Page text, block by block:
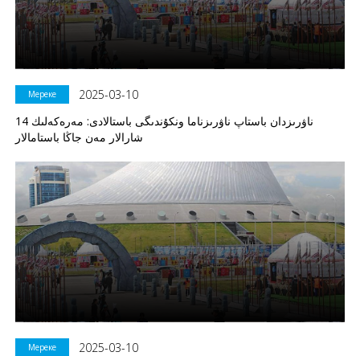
Мереке
2025-03-10
14 ناۋرىزدان باستاپ ناۋرىزناما ونكۇندىگى باستالادى: مەرەكەلىك
شارالار مەن جاڭا باستامالار
Мереке
2025-03-10